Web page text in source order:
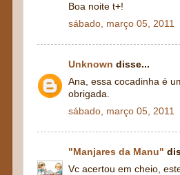
Boa noite t+!
sábado, março 05, 2011
Unknown disse...
Ana, essa cocadinha é
obrigada.
sábado, março 05, 2011
"Manjares da Manu"
Vc acertou em cheio,